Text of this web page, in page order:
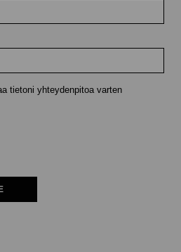
tietoni yhteydenpitoa varten